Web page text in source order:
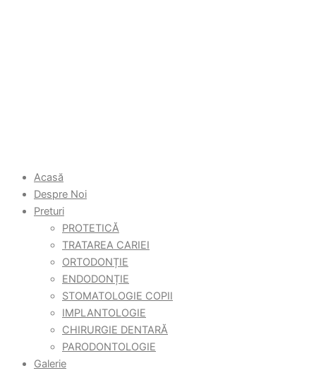
Acasă
Despre Noi
Preturi
PROTETICĂ
TRATAREA CARIEI
ORTODONȚIE
ENDODONȚIE
STOMATOLOGIE COPII
IMPLANTOLOGIE
CHIRURGIE DENTARĂ
PARODONTOLOGIE
Galerie